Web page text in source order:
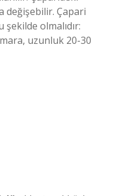
değişebilir. Çapari
olmalıdır:
uzunluk 20-30